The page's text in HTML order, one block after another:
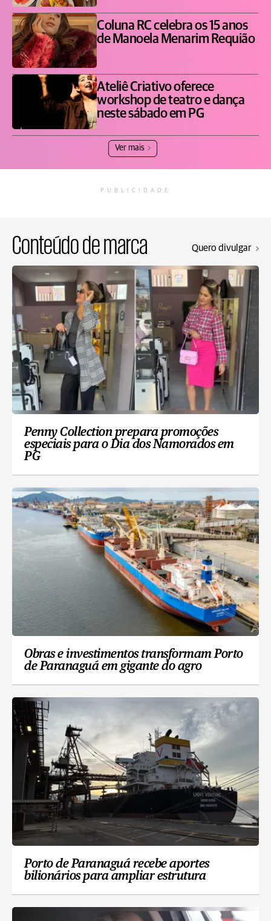
Coluna RC celebra os 15 anos
de Manoela Menarim Requião
Ateliê Criativo oferece
workshop de teatro e dança
neste sábado em PG
Ver mais
PUBLICIDADE
Conteúdo de marca Quero divulgar
Penny Collection prepara promoções
especiais para o Dia dos Namorados em
PG
Obras e investimentos transformam Porto
de Paranaguá em gigante do agro
Porto de Paranaguá recebe aportes
bilionários para ampliar estrutura